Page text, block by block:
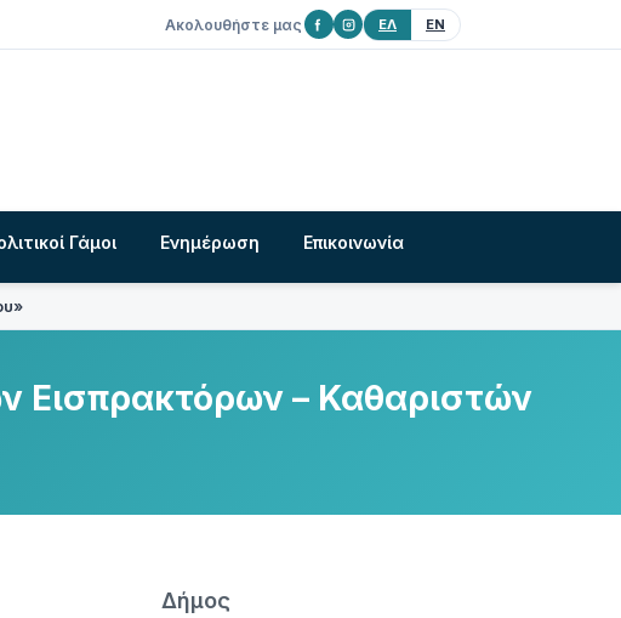
Ακολουθήστε μας ΕΛ EN
Γάμοι Ενημέρωση Επικοινωνία
– Καθαριστών
Δήμος